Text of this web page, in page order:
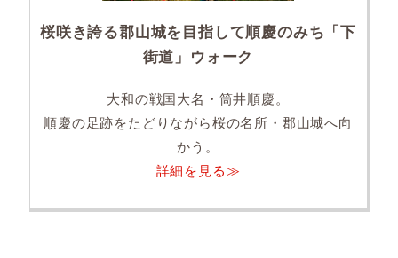
桜咲き誇る郡山城を目指して順慶のみち「下
街道」ウォーク
大和の戦国大名・筒井順慶。
順慶の足跡をたどりながら桜の名所・郡山城へ向
かう。
詳細を見る≫